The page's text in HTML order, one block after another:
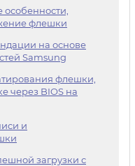
флешки
на основе
Samsung
флешки,
через BIOS на
и
загрузки с